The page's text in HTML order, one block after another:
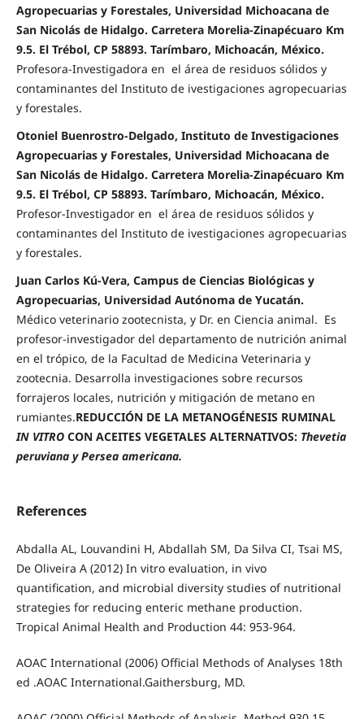
Agropecuarias y Forestales, Universidad Michoacana de
San Nicolás de Hidalgo. Carretera Morelia-Zinapécuaro Km
9.5. El Trébol, CP 58893. Tarímbaro, Michoacán, México.
Profesora-Investigadora en el área de residuos sólidos y
contaminantes del Instituto de ivestigaciones agropecuarias
y forestales.
Otoniel Buenrostro-Delgado, Instituto de Investigaciones
Agropecuarias y Forestales, Universidad Michoacana de
San Nicolás de Hidalgo. Carretera Morelia-Zinapécuaro Km
9.5. El Trébol, CP 58893. Tarímbaro, Michoacán, México.
Profesor-Investigador en el área de residuos sólidos y
contaminantes del Instituto de ivestigaciones agropecuarias
y forestales.
Juan Carlos Kú-Vera, Campus de Ciencias Biológicas y
Agropecuarias, Universidad Autónoma de Yucatán.
Médico veterinario zootecnista, y Dr. en Ciencia animal. Es
profesor-investigador del departamento de nutrición animal
en el trópico, de la Facultad de Medicina Veterinaria y
zootecnia. Desarrolla investigaciones sobre recursos
forrajeros locales, nutrición y mitigación de metano en
rumiantes.REDUCCIÓN DE LA METANOGÉNESIS RUMINAL
IN VITROCON ACEITES VEGETALES ALTERNATIVOS: Thevetia
peruviana y Persea americana.
References
Abdalla AL, Louvandini H, Abdallah SM, Da Silva CI, Tsai MS,
De Oliveira A (2012) In vitro evaluation, in vivo
quantification, and microbial diversity studies of nutritional
strategies for reducing enteric methane production.
Tropical Animal Health and Production 44: 953-964.
AOAC International (2006) Official Methods of Analyses 18th
ed .AOAC International.Gaithersburg, MD.